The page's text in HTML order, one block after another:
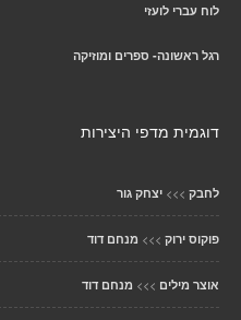
לוח עברי לועזי
רגל ראשונה- ספרים ומוזיקה
דוגמית מדפי היצירות
לחבק >>> יצחק גור
פוקוס ירוק >>> מנחם דוד
אוצר מילים >>> מנחם דוד